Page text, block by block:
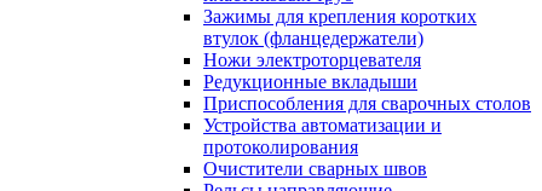
Зажимы для крепления коротких
втулок (фланцедержатели)
Ножи электроторцевателя
Редукционные вкладыши
Приспособления для сварочных столов
Устройства автоматизации и
протоколирования
Очистители сварных швов